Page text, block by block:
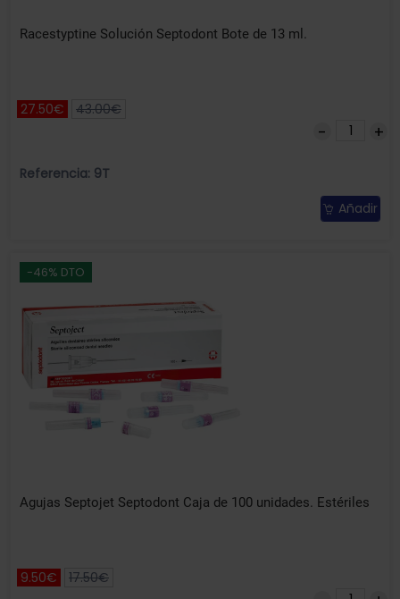
Racestyptine Solución Septodont Bote de 13 ml.
27.50€ 43.00€
Referencia: 9T
Añadir
-46% DTO
Agujas Septojet Septodont Caja de 100 unidades. Estériles
9.50€ 17.50€